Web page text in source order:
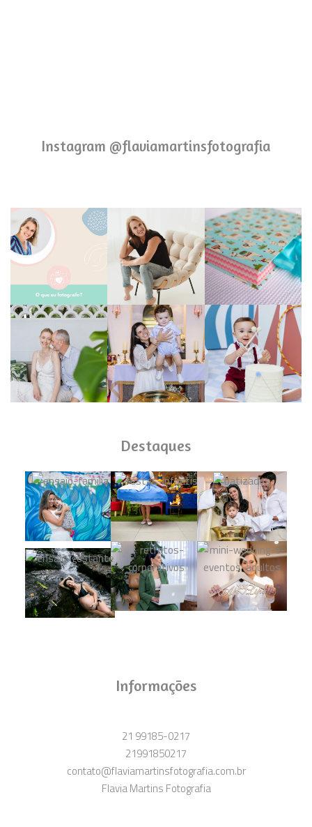
Instagram @flaviamartinsfotografia
Destaques
Informações
21 99185-0217
21991850217
contato@flaviamartinsfotografia.com.br
Flavia Martins Fotografia